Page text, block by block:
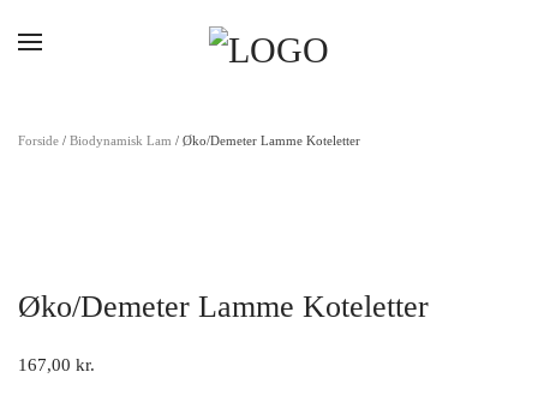
Forside / Biodynamisk Lam / Øko/Demeter Lamme Koteletter
Øko/Demeter Lamme Koteletter
167,00 kr.